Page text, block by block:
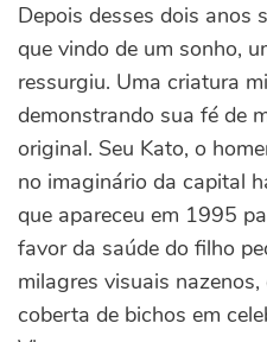
Depois desses dois anos
que vindo de um sonho,
ressurgiu. Uma criatura
demonstrando sua fé de
original. Seu Kato, o
no imaginário da capital
que apareceu em 1995
favor da saúde do filho
milagres visuais
coberta de bichos em